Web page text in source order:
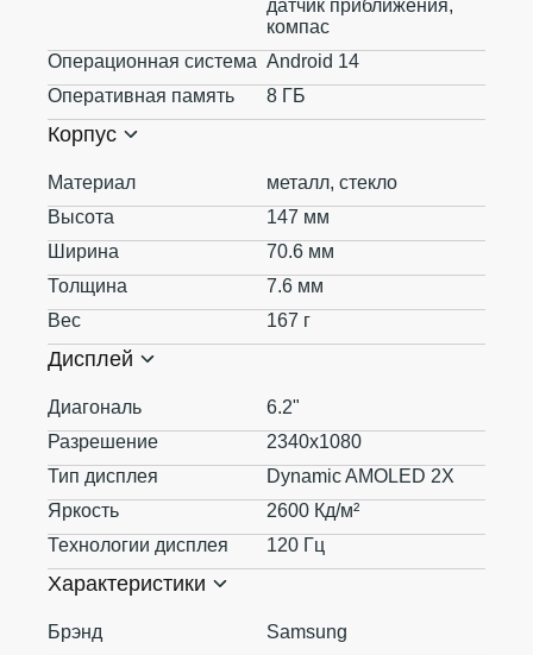
датчик приближения,
компас
Операционная система Android 14
Оперативная память
8 ГБ
Корпус
Материал
металл, стекло
Высота
147 мм
Ширина
70.6 мм
Толщина
7.6 мм
Вес
167 г
Дисплей
Диагональ
6.2"
Разрешение
2340x1080
Тип дисплея
Dynamic AMOLED 2X
Яркость
2600 Кд/м²
Технологии дисплея
120 Гц
Характеристики
Брэнд
Samsung